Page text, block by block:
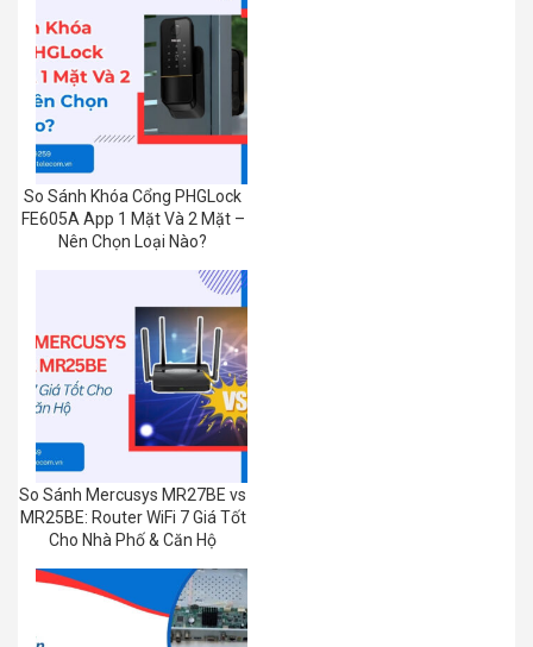
So Sánh Khóa Cổng PHGLock
FE605A App 1 Mặt Và 2 Mặt –
Nên Chọn Loại Nào?
So Sánh Mercusys MR27BE vs
MR25BE: Router WiFi 7 Giá Tốt
Cho Nhà Phố & Căn Hộ